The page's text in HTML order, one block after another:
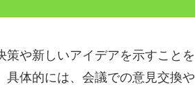
策や新しいアイデアを示すことを
体的には、会議での意見交換や